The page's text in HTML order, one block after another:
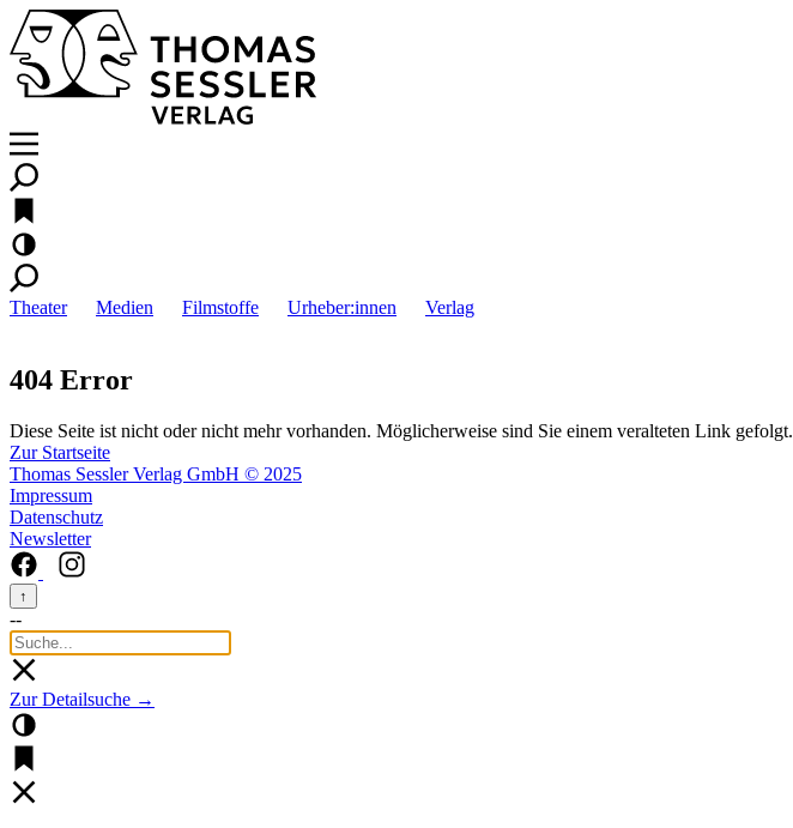
Theater Medien Filmstoffe Urheber:innen Verlag
404 Error
Diese Seite ist nicht oder nicht mehr vorhanden. Möglicherweise sind Sie einem veralteten Link gefolgt.
Zur Startseite
Thomas Sessler Verlag GmbH © 2025
Impressum
Datenschutz
Newsletter
↑
--
Zur Detailsuche →